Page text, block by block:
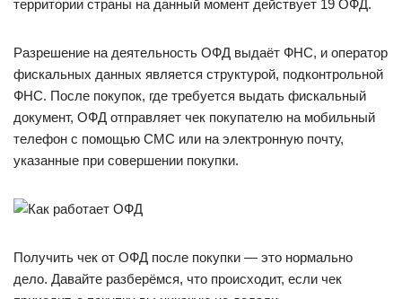
территории страны на данный момент действует 19 ОФД.
Разрешение на деятельность ОФД выдаёт ФНС, и оператор
фискальных данных является структурой, подконтрольной
ФНС. После покупок, где требуется выдать фискальный
документ, ОФД отправляет чек покупателю на мобильный
телефон с помощью СМС или на электронную почту,
указанные при совершении покупки.
Получить чек от ОФД после покупки — это нормально
дело. Давайте разберёмся, что происходит, если чек